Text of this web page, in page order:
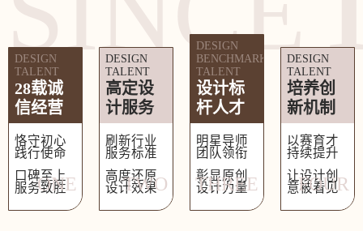
DESIGN
TALENT
28载诚
信经营
恪守初心
践行使命
口碑至上
服务致胜
ONE
DESIGN
TALENT
高定设
计服务
刷新行业
服务标准
高度还原
设计效果
TWO
DESIGN
BENCHMARKING
TALENT
设计标
杆人才
明星导师
团队领衔
彰显原创
设计力量
THREE
DESIGN
TALENT
培养创
新机制
以赛育才
持续提升
让设计创
意被看见
FOUR